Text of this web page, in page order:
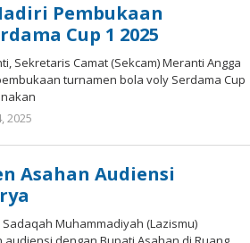
Pembukaan
Cup 1 2025
Sekretaris Camat (Sekcam) Meranti Angga
turnamen bola voly Serdama Cup
2025
Asahan Audiensi
Muhammadiyah (Lazismu)